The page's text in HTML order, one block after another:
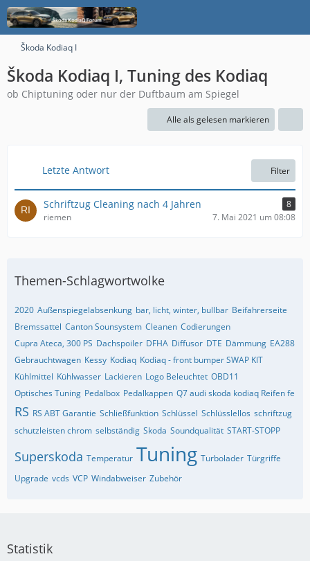
Škoda Kodiaq I
Škoda Kodiaq I, Tuning des Kodiaq
ob Chiptuning oder nur der Duftbaum am Spiegel
Alle als gelesen markieren
Letzte Antwort Filter
Schriftzug Cleaning nach 4 Jahren
8
riemen
7. Mai 2021 um 08:08
Themen-Schlagwortwolke
2020 Außenspiegelabsenkung bar, licht, winter, bullbar Beifahrerseite
Bremssattel Canton Sounsystem Cleanen Codierungen
Cupra Ateca, 300 PS Dachspoiler DFHA Diffusor DTE Dämmung EA288
Gebrauchtwagen Kessy Kodiaq Kodiaq - front bumper SWAP KIT
Kühlmittel Kühlwasser Lackieren Logo Beleuchtet OBD11
Optisches Tuning Pedalbox Pedalkappen Q7 audi skoda kodiaq Reifen fe
RS RS ABT Garantie Schließfunktion Schlüssel Schlüsslellos schriftzug
schutzleisten chrom selbständig Skoda Soundqualität START-STOPP
Superskoda Temperatur Tuning Turbolader Türgriffe
Upgrade vcds VCP Windabweiser Zubehör
Statistik